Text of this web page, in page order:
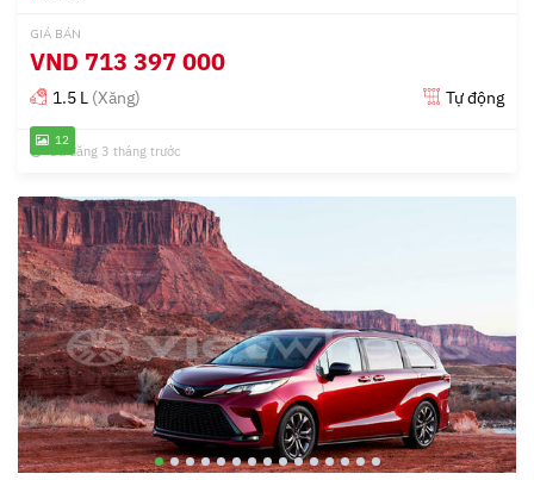
12
GIÁ BÁN
VND 713 397 000
1.5 L (Xăng) Tự động
Đã đăng 3 tháng trước